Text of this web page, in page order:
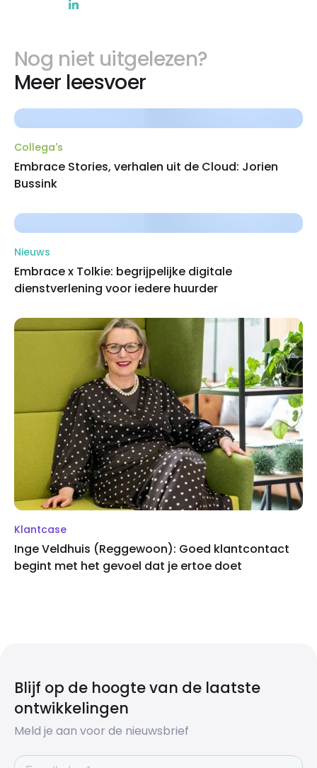
Nog niet uitgelezen?
Meer leesvoer
Collega's
Embrace Stories, verhalen uit de Cloud: Jorien
Bussink
Nieuws
Embrace x Tolkie: begrijpelijke digitale
dienstverlening voor iedere huurder
Klantcase
Inge Veldhuis (Reggewoon): Goed klantcontact
begint met het gevoel dat je ertoe doet
Blijf op de hoogte van de laatste
ontwikkelingen
Meld je aan voor de nieuwsbrief